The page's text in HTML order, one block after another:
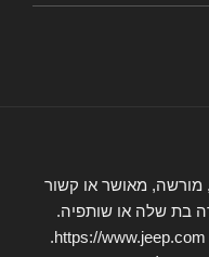
מורשה, מאושר או קשור
בת שלה או שותפיה.
האתר הרשמי של ג'יפ נמצא בכתובת https://www.jeep.com.